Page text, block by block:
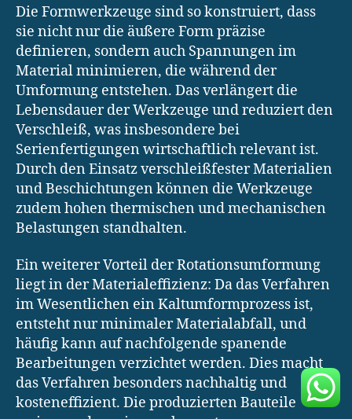
Die Formwerkzeuge sind so konstruiert, dass
sie nicht nur die äußere Form präzise
definieren, sondern auch Spannungen im
Material minimieren, die während der
Umformung entstehen. Das verlängert die
Lebensdauer der Werkzeuge und reduziert den
Verschleiß, was insbesondere bei
Serienfertigungen wirtschaftlich relevant ist.
Durch den Einsatz verschleißfester Materialien
und Beschichtungen können die Werkzeuge
zudem hohen thermischen und mechanischen
Belastungen standhalten.
Ein weiterer Vorteil der Rotationsumformung
liegt in der Materialeffizienz: Da das Verfahren
im Wesentlichen ein Kaltumformprozess ist,
entsteht nur minimaler Materialabfall, und
häufig kann auf nachfolgende spanende
Bearbeitungen verzichtet werden. Dies macht
das Verfahren besonders nachhaltig und
kosteneffizient. Die produzierten Bauteile